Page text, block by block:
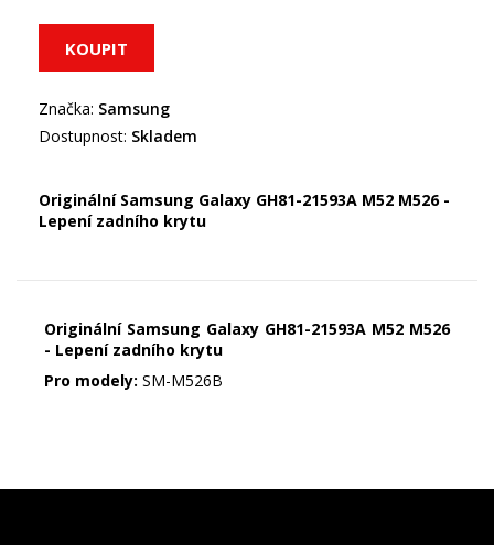
Značka: Samsung
Dostupnost: Skladem
Originální Samsung Galaxy GH81-21593A M52 M526 -
Lepení zadního krytu
Originální Samsung Galaxy GH81-21593A M52 M526
- Lepení zadního krytu
Pro modely: SM-M526B